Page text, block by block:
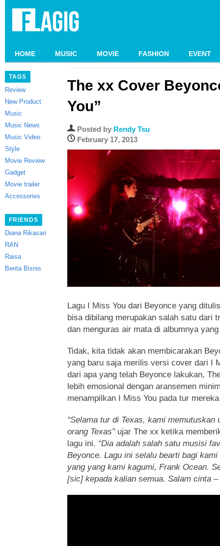
HOME MUSIC MOVIE FASHION EVENT
TAGS
Review
New Product
Music
Music News
Music Video
Style
Movie Review
Gadget
Movie trailer
Accessories
FRIENDS
Diana Rikasari
RAN
Raisa
Berita Bisnis
The xx Cover
You”
Posted by Rendy Tsu
February 17, 2013
Lagu I Miss You dari Beyonce yang
bisa dibilang merupakan salah satu dari
dan menguras air mata di albumnya
Tidak, kita tidak akan membicarakan
yang baru saja merilis versi cover dari I
dari apa yang telah Beyonce lakukan,
lebih emosional dengan aransemen
menampilkan I Miss You pada tur
“Selama tur di Texas, kami
orang Texas”ujar The xx ketika
lagu ini. “Dia adalah salah satu musisi
Beyonce. Lagu ini selalu bearti bagi
yang yang kami kagumi, Frank Ocean.
[sic] kepada kalian semua. Salam cinta